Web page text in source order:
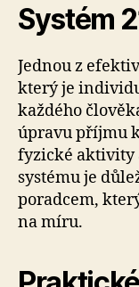
Systém
Jednou z
který je
každého
úpravu příjmu
fyzické aktivity
systému je
poradcem,
na míru.